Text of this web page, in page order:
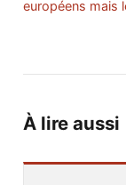
européens mais
À lire aussi